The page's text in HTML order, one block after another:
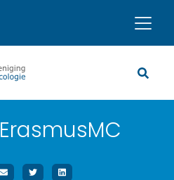
ErasmusMC